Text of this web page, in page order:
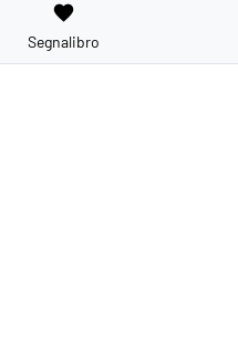
favorite
Segnalibro